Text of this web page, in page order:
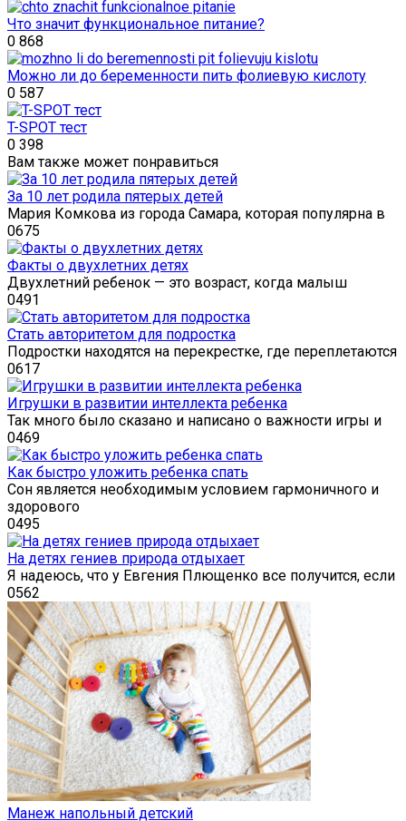
Что значит функциональное питание?
0 868
Можно ли до беременности пить фолиевую кислоту
0 587
T-SPOT тест
0 398
Вам также может понравиться
За 10 лет родила пятерых детей
Мария Комкова из города Самара, которая популярна в
0675
Факты о двухлетних детях
Двухлетний ребенок — это возраст, когда малыш
0491
Стать авторитетом для подростка
Подростки находятся на перекрестке, где переплетаются
0617
Игрушки в развитии интеллекта ребенка
Так много было сказано и написано о важности игры и
0469
Как быстро уложить ребенка спать
Сон является необходимым условием гармоничного и
здорового
0495
На детях гениев природа отдыхает
Я надеюсь, что у Евгения Плющенко все получится, если
0562
Манеж напольный детский